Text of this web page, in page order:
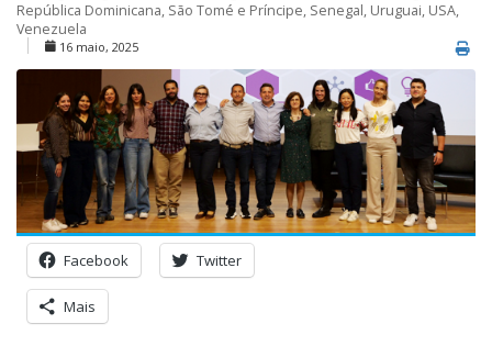
República Dominicana, São Tomé e Príncipe, Senegal, Uruguai, USA,
Venezuela
16 maio, 2025
Facebook Twitter
Mais